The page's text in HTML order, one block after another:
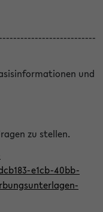
und
zu stellen.
e1cb-40bb-